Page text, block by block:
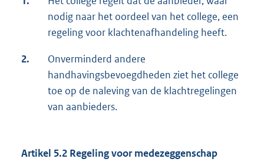
nodig naar het oordeel van het college, een
regeling voor klachtenafhandeling heeft.
2.
Onverminderd andere
handhavingsbevoegdheden ziet het college
toe op de naleving van de klachtregelingen
van aanbieders.
Artikel 5.2 Regeling voor medezeggenschap